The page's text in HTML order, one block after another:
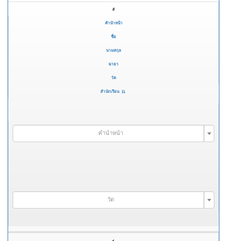
#
คำนำหน้า
ชื่อ
นามสกุล
ฉายา
วัด
สำนักเรียน
คำนำหน้า
วัด